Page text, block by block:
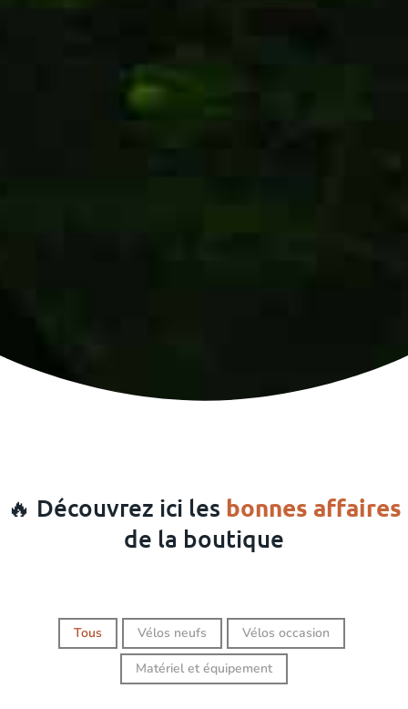
🔥 Découvrez ici les bonnes affaires
de la boutique
Tous Vélos neufs Vélos occasion
Matériel et équipement